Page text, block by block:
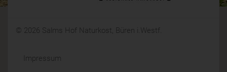
© 2026 Salms Hof Naturkost, Büren i.Westf.
Impressum